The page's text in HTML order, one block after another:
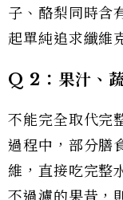
子、酪梨同時含
起單純追求纖維
Q 2 ：果汁、
不能完全取代完
過程中，部分膳
維，直接吃完整